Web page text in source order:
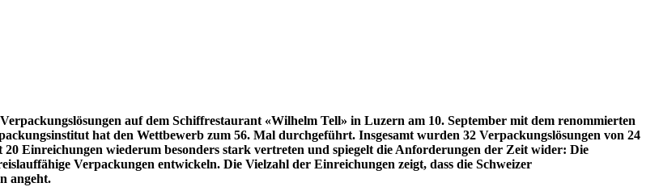
auf dem Schiffrestaurant «Wilhelm Tell» in Luzern am 10. September mit dem renommierten
hat den Wettbewerb zum 56. Mal durchgeführt. Insgesamt wurden 32 Verpackungslösungen von 24
Einreichungen wiederum besonders stark vertreten und spiegelt die Anforderungen der Zeit wider: Die
Verpackungen entwickeln. Die Vielzahl der Einreichungen zeigt, dass die Schweizer
angeht.